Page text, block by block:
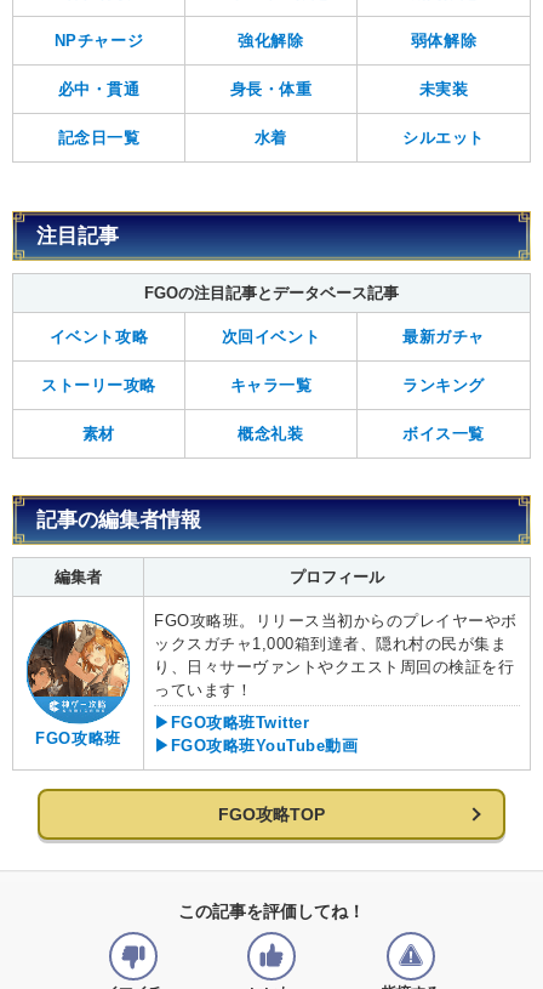
NPチャージ 強化解除 弱体解除
必中・貫通 身長・体重 未実装
記念日一覧 水着 シルエット
注目記事
FGOの注目記事とデータベース記事
イベント攻略 次回イベント 最新ガチャ
ストーリー攻略 キャラ一覧 ランキング
素材 概念礼装 ボイス一覧
記事の編集者情報
編集者 プロフィール
FGO攻略班
FGO攻略班。リリース当初からのプレイヤーやボ
ックスガチャ1,000箱到達者、隠れ村の民が集ま
り、日々サーヴァントやクエスト周回の検証を行
っています！
▶FGO攻略班Twitter
▶FGO攻略班YouTube動画
FGO攻略TOP
この記事を評価してね！